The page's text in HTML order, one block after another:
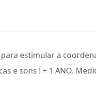
estimular a
e sons ! + 1 ANO.